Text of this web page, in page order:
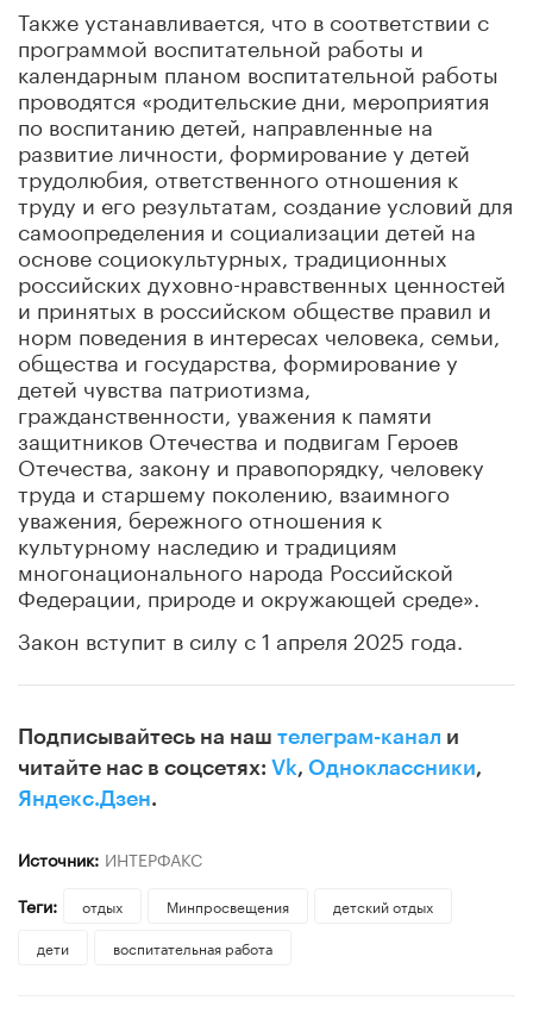
Также устанавливается, что в соответствии с
программой воспитательной работы и
календарным планом воспитательной работы
проводятся «родительские дни, мероприятия
по воспитанию детей, направленные на
развитие личности, формирование у детей
трудолюбия, ответственного отношения к
труду и его результатам, создание условий для
самоопределения и социализации детей на
основе социокультурных, традиционных
российских духовно-нравственных ценностей
и принятых в российском обществе правил и
норм поведения в интересах человека, семьи,
общества и государства, формирование у
детей чувства патриотизма,
гражданственности, уважения к памяти
защитников Отечества и подвигам Героев
Отечества, закону и правопорядку, человеку
труда и старшему поколению, взаимного
уважения, бережного отношения к
культурному наследию и традициям
многонационального народа Российской
Федерации, природе и окружающей среде».
Закон вступит в силу с 1 апреля 2025 года.
Подписывайтесь на наш телеграм-канал и
читайте нас в соцсетях: Vk, Одноклассники,
Яндекс.Дзен.
Источник: ИНТЕРФАКС
Теги:
отдых Минпросвещения
детский отдых
дети
воспитательная работа